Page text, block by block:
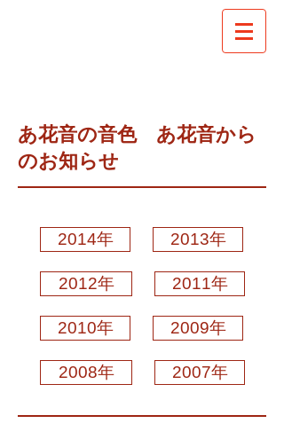
あ花音の音色 あ花音から
のお知らせ
2014年
2012年
2010年
2008年
2013年
2011年
2009年
2007年